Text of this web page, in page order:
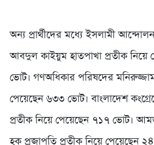
অন্য প্রার্থীদের মধ্যে ইসলামী
আবদুল কাইয়ুম হাতপাখা প্রতীক নিয়ে
ভোট। গণঅধিকার পরিষদের
পেয়েছেন ৬৩৩ ভোট। বাংলাদেশ
প্রতীক নিয়ে পেয়েছেন ৭১৭ ভোট।
হক প্রজাপতি প্রতীক নিয়ে পেয়েছেন